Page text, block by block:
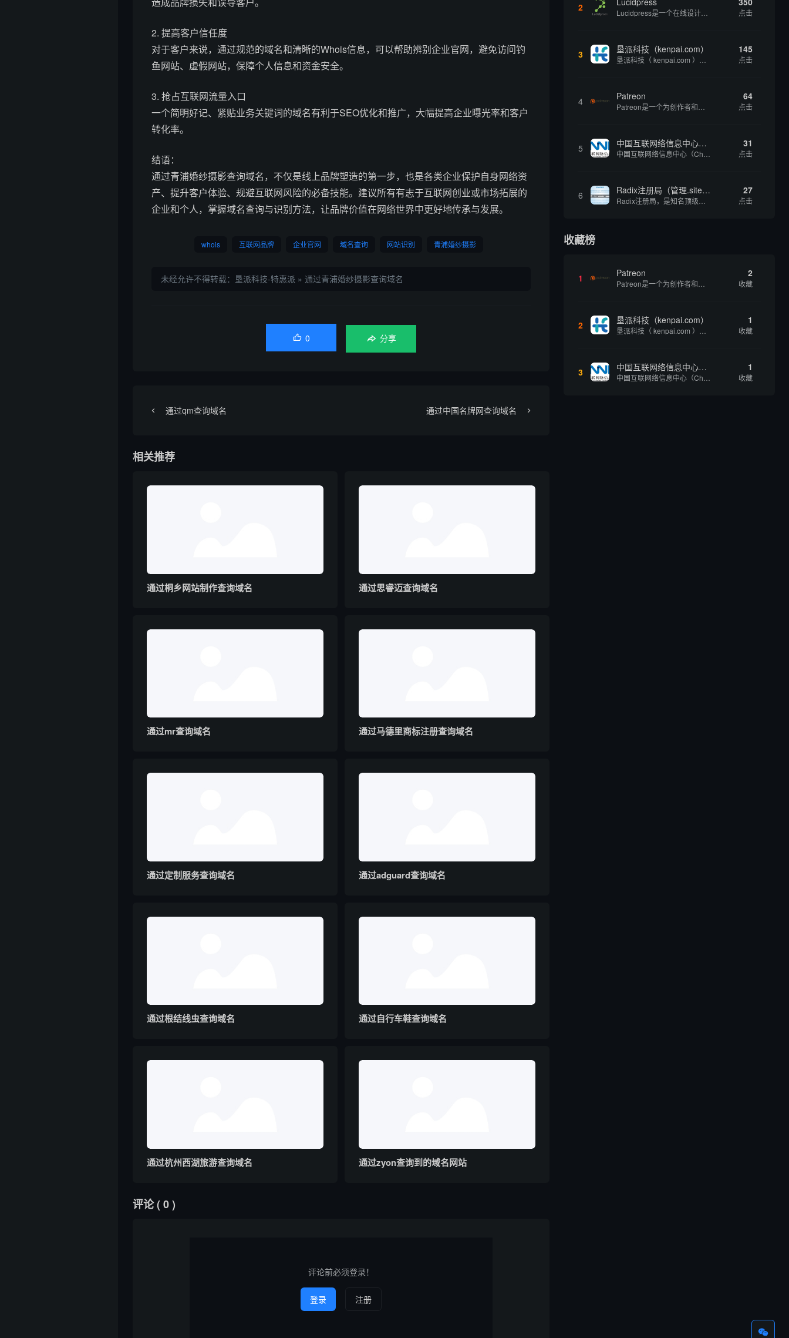
2. 提高客户信任度
对于客户来说，通过规范的域名和清晰的Whois信息，可以帮助辨别企业官网，避免访问钓
鱼网站、虚假网站，保障个人信息和资金安全。
3. 抢占互联网流量入口
一个简明好记、紧贴业务关键词的域名有利于SEO优化和推广，大幅提高企业曝光率和客户
转化率。
结语：
通过青浦婚纱摄影查询域名，不仅是线上品牌塑造的第一步，也是各类企业保护自身网络资
产、提升客户体验、规避互联网风险的必备技能。建议所有有志于互联网创业或市场拓展的
企业和个人，掌握域名查询与识别方法，让品牌价值在网络世界中更好地传承与发展。
whois 互联网品牌 企业官网 域名查询 网站识别 青浦婚纱摄影
未经允许不得转载： 垦派科技-特惠派 » 通过青浦婚纱摄影查询域名
 0 分享
通过qm查询域名 通过中国名牌网查询域名
相关推荐
通过桐乡网站制作查询域名 通过思睿迈查询域名
通过mr查询域名 通过马德里商标注册查询域名
通过定制服务查询域名 通过adguard查询域名
通过根结线虫查询域名 通过自行车鞋查询域名
通过杭州西湖旅游查询域名 通过zyon查询到的域名网站
评论( 0 )
评论前必须登录！
登录 注册
2 点击
3 垦派科技（kenpai.com） 145
点击
4 Patreon 64
点击
5 中国互联网络信息中心（CNNIC） 31
点击
6 Radix注册局（管理.site、.online等顶级域名） 27
点击
收藏榜
1 Patreon 2
收藏
2 垦派科技（kenpai.com） 1
收藏
3 中国互联网络信息中心（CNNIC） 1
收藏